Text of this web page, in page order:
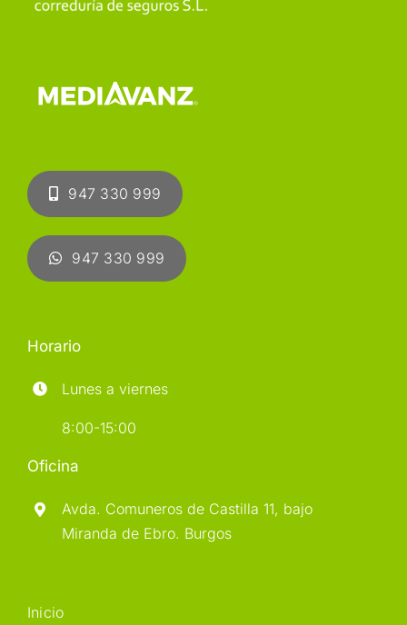
947 330 999
947 330 999
Horario
Lunes a viernes
8:00-15:00
Oficina
Avda. Comuneros de Castilla 11, bajo
Miranda de Ebro. Burgos
Inicio